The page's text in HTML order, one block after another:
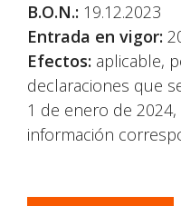
B.O.N.: 19.12.2023
Entrada en vigor:
Efectos: aplicable,
declaraciones que
1 de enero de
información